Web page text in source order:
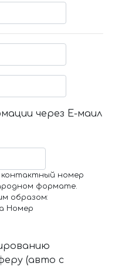
через Е-маил
номер
формате.
образом:
Номер
(авто с